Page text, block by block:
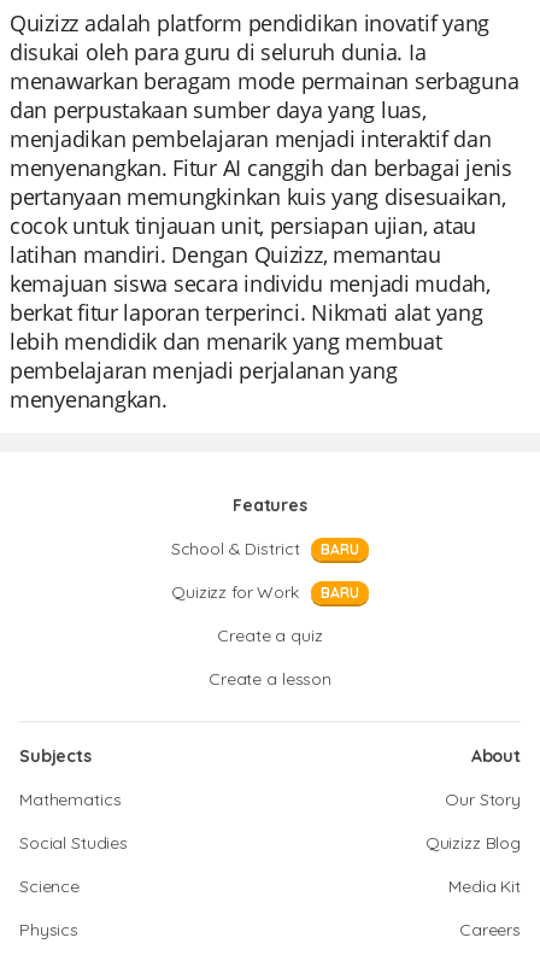
Quizizz adalah platform pendidikan inovatif yang
disukai oleh para guru di seluruh dunia. Ia
menawarkan beragam mode permainan serbaguna
dan perpustakaan sumber daya yang luas,
menjadikan pembelajaran menjadi interaktif dan
menyenangkan. Fitur AI canggih dan berbagai jenis
pertanyaan memungkinkan kuis yang disesuaikan,
cocok untuk tinjauan unit, persiapan ujian, atau
latihan mandiri. Dengan Quizizz, memantau
kemajuan siswa secara individu menjadi mudah,
berkat fitur laporan terperinci. Nikmati alat yang
lebih mendidik dan menarik yang membuat
pembelajaran menjadi perjalanan yang
menyenangkan.
Features
School & District
BARU
Quizizz for Work BARU
Create a quiz
Create a lesson
Subjects
Mathematics
Social Studies
Science
Physics
About
Our Story
Quizizz Blog
Media Kit
Careers